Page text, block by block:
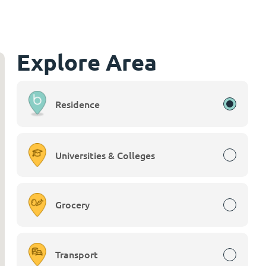
Explore Area
Residence
Universities & Colleges
Grocery
Transport